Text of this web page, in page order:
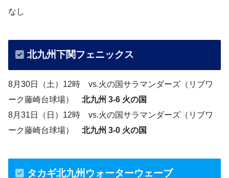
なし
北九州下関フェニックス
8月30日（土）12時 vs.火の国サラマンダーズ（リブワ
ーク藤崎台球場） 北九州 3-6 火の国
8月31日（日）12時 vs.火の国サラマンダーズ（リブワ
ーク藤崎台球場） 北九州 3-0 火の国
タカギ北九州ウォーターウェーブ